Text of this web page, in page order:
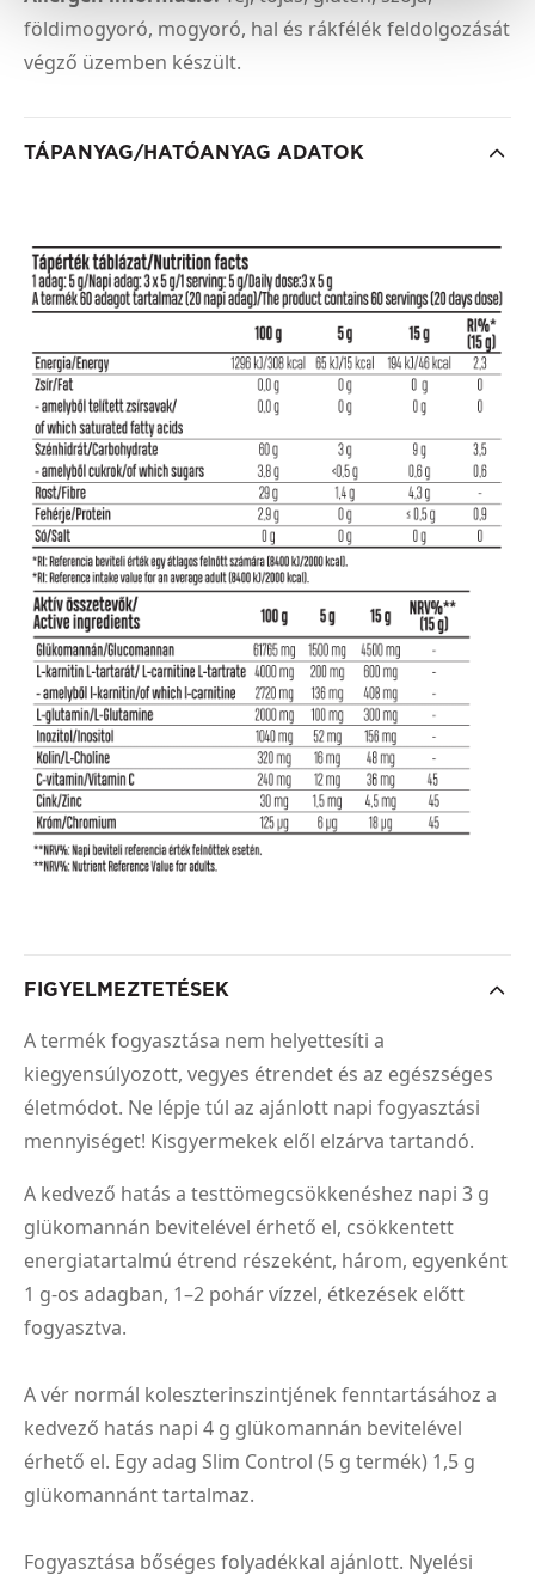
földimogyoró, mogyoró, hal és rákfélék feldolgozását
végző üzemben készült.
TÁPANYAG/HATÓANYAG ADATOK
FIGYELMEZTETÉSEK
A termék fogyasztása nem helyettesíti a
kiegyensúlyozott, vegyes étrendet és az egészséges
életmódot. Ne lépje túl az ajánlott napi fogyasztási
mennyiséget! Kisgyermekek elől elzárva tartandó.
A kedvező hatás a testtömegcsökkenéshez napi 3 g
glükomannán bevitelével érhető el, csökkentett
energiatartalmú étrend részeként, három, egyenként
1 g-os adagban, 1–2 pohár vízzel, étkezések előtt
fogyasztva.
A vér normál koleszterinszintjének fenntartásához a
kedvező hatás napi 4 g glükomannán bevitelével
érhető el. Egy adag Slim Control (5 g termék) 1,5 g
glükomannánt tartalmaz.
Fogyasztása bőséges folyadékkal ajánlott. Nyelési